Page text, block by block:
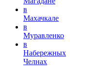
в
Махачкале
в
Муравленко
в
Набережных
Челнах